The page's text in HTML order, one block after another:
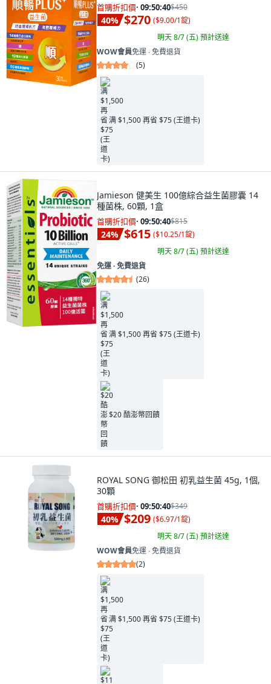
首購折扣價· 09:50:38$450
40% $270 ($9.00/1錠)
明天 8/7 (五)預計送達
WOW會員免運 ∙ 免費退貨
(5)
满 $1,500 再省 $75 (王道卡)
Jamieson 健美生 100億綜合益生菌膠囊 14
種菌株, 60顆, 1盒
首購折扣價· 09:50:38$815
24% $615 ($10.25/1錠)
明天 8/7 (五)預計送達
免運 ∙ 免費退貨
(26)
满 $1,500 再省 $75 (王道卡)
$20 酷澎幣回饋
ROYAL SONG 御松田 初乳益生菌 45g, 1個,
30顆
首購折扣價· 09:50:38$349
40% $209 ($6.97/1錠)
明天 8/7 (五)預計送達
WOW會員免運 ∙ 免費退貨
(2)
满 $1,500 再省 $75 (王道卡)